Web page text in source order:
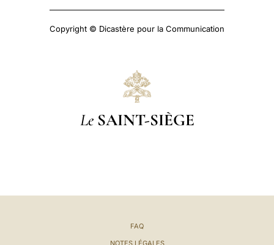
Copyright © Dicastère pour la Communication
Le SAINT-SIÈGE
FAQ
NOTES LÉGALES